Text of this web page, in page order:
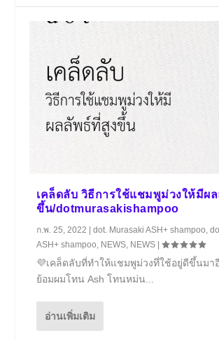
เคล็ดลับ วิธีการใช้แชมพูม่วงให้มีผ
ขึ้น/dotmurasakishampoo
ก.พ. 25, 2022 |dot. Murasaki ASH+ shampoo,
ASH+ shampoo, NEWS, NEWS |
💜เคล็ดลับที่ทำให้แชมพูม่วงทึ่ใช้อยู่ดีขึ้นมา
ย้อมผมโทน Ash โทนหม่น...
อ่านเพิ่มเติม